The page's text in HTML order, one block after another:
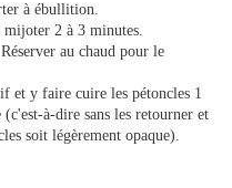
à ébullition.
2 à 3 minutes.
au chaud pour le
et y faire cuire les pétoncles 1
à-dire sans les retourner et
soit légèrement opaque).